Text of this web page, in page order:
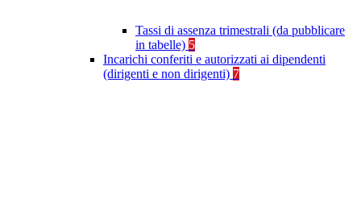
Tassi di assenza trimestrali (da pubblicare
in tabelle) 5
Incarichi conferiti e autorizzati ai dipendenti
(dirigenti e non dirigenti) 7